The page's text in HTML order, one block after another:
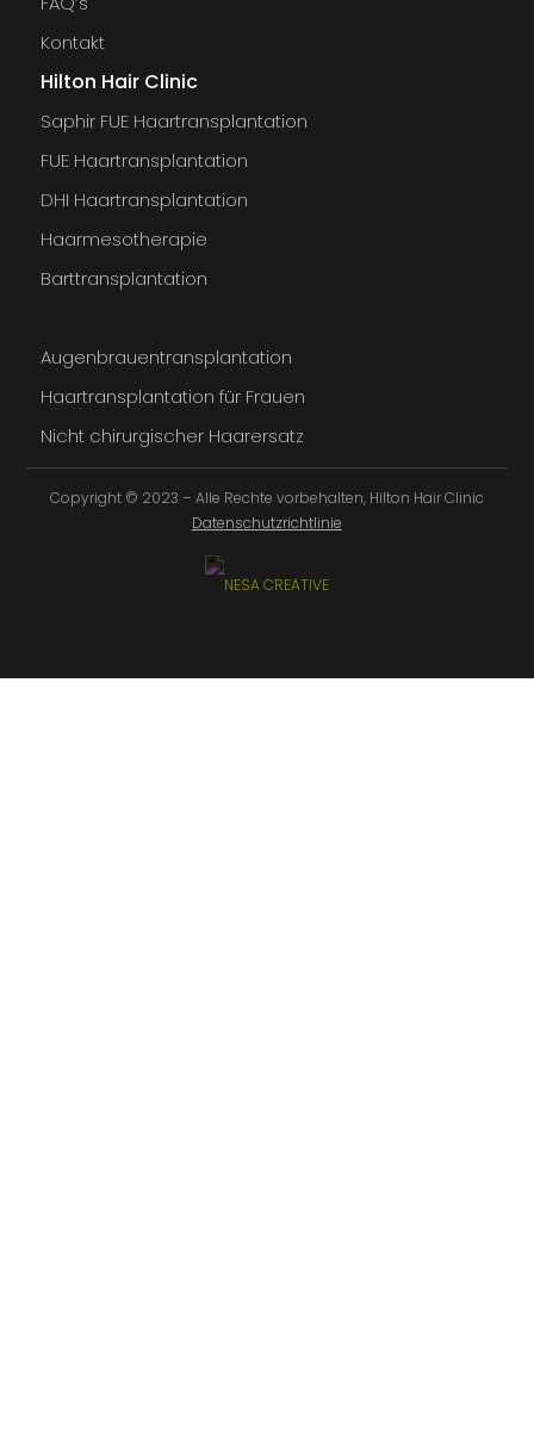
Kontakt
Hilton Hair Clinic
Saphir FUE Haartransplantation
FUE Haartransplantation
DHI Haartransplantation
Haarmesotherapie
Barttransplantation
Augenbrauentransplantation
Haartransplantation für Frauen
Nicht chirurgischer Haarersatz
Copyright © 2023 – Alle Rechte vorbehalten, Hilton Hair Clinic
Datenschutzrichtlinie